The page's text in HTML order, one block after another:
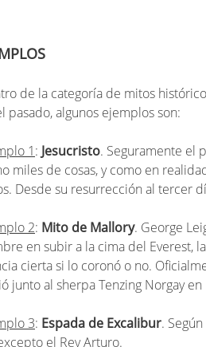
de la categoría de mitos
pasado, algunos ejemplos son:
1: Jesucristo. Seguramente el
miles de cosas, y como en
Desde su resurrección al tercer
2: Mito de Mallory. George
en subir a la cima del Everest,
cierta si lo coronó o no.
junto al sherpa Tenzing Norgay en
3: Espada de Excalibur.
el Rey Arturo.